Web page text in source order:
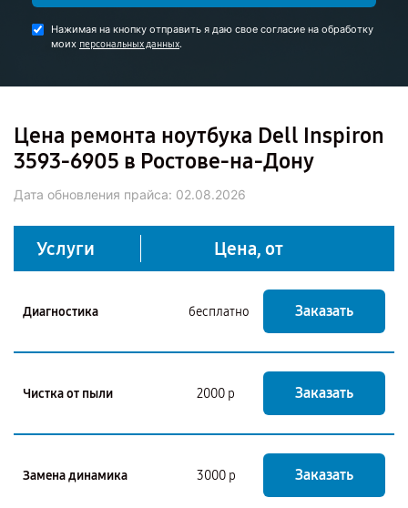
Нажимая на кнопку отправить я даю свое согласие на обработку
моих персональных данных.
Цена ремонта ноутбука Dell Inspiron
3593-6905 в Ростове-на-Дону
Дата обновления прайса: 02.08.2026
Услуги Цена, от
Диагностика бесплатно Заказать
Чистка от пыли 2000 р Заказать
Замена динамика 3000 р Заказать